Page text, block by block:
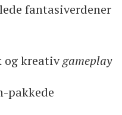
fantasiverdener
og kreativgameplay
pakkede